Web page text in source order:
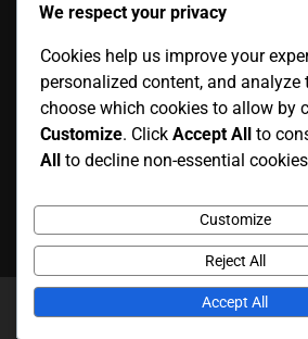
Internationell Påverkan
Moisés Caicedo: Internationella
Påverkan
Luis Antonio Valencia:
Jordy Alcívar: Internationella
Nyckelprestationer
keroro-movie.net
Adore Themes
We respect your privacy
Cookies help us improve your
personalized content, and analyze
choose which cookies to allow by
Customize. Click Accept All to
All to decline non-essential
Customize
Reject All
Accept All